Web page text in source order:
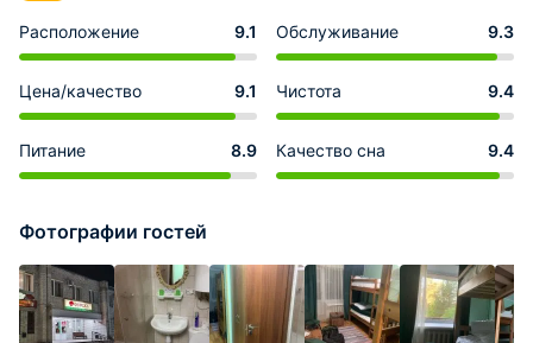
Расположение 9.1 Обслуживание 9.3
Цена/качество 9.1 Чистота 9.4
Питание 8.9 Качество сна 9.4
Фотографии гостей